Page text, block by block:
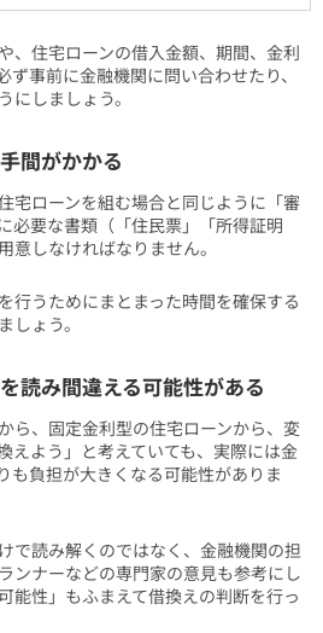
、住宅ローンの借入金額、期間、金利
事前に金融機関に問い合わせたり、
にしましょう。
間がかかる
宅ローンを組む場合と同じように「審
必要な書類（「住民票」「所得証明
意しなければなりません。
行うためにまとまった時間を確保する
しょう。
読み間違える可能性がある
ら、固定金利型の住宅ローンから、変
えよう」と考えていても、実際には金
も負担が大きくなる可能性がありま
で読み解くのではなく、金融機関の担
ンナーなどの専門家の意見も参考にし
能性」もふまえて借換えの判断を行っ